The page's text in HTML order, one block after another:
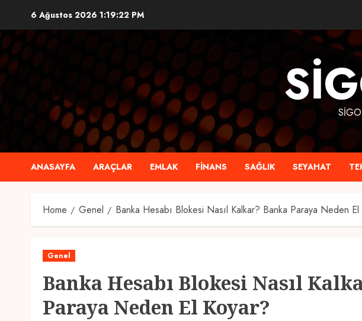
content
6 Ağustos 2026 1:19:23 PM
ANASAYFA ARAÇLAR EMLAK FINANS SAĞLIK SEYAHAT
Home Genel Banka Hesabı Blokesi Nasıl Kalkar? Banka Paraya Neden El
Genel
Banka Hesabı Blokesi Nasıl
Paraya Neden El Koyar?